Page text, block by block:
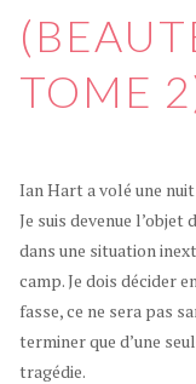
TOME
Ian Hart a volé une
Je suis devenue
dans une situation
camp. Je dois décider
fasse, ce ne sera pas
terminer que d’une
tragédie.